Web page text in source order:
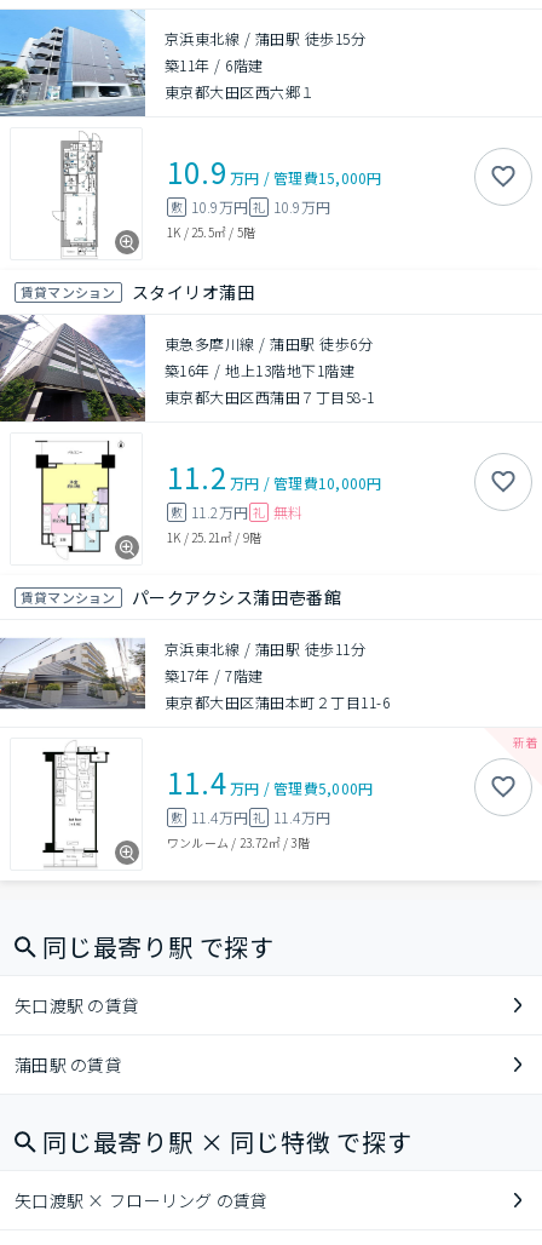
京浜東北線 / 蒲田駅 徒歩15分
築11年 / 6階建
東京都大田区西六郷１
10.9 万円 /管理費15,000円
敷 10.9万円 礼 10.9万円
1K / 25.5㎡ / 5階
賃貸マンション スタイリオ蒲田
東急多摩川線 / 蒲田駅 徒歩6分
築16年 /地上13階地下1階建
東京都大田区西蒲田７丁目58-1
11.2 万円 /管理費10,000円
敷 11.2万円 礼 無料
1K / 25.21㎡ / 9階
賃貸マンション パークアクシス蒲田壱番館
京浜東北線 / 蒲田駅 徒歩11分
築17年 /7階建
東京都大田区蒲田本町２丁目11-6
11.4万円 /管理費5,000円
敷 11.4万円 礼 11.4万円
ワンルーム / 23.72㎡/3階
同じ最寄り駅 で探す
矢口渡駅 の賃貸
蒲田駅 の賃貸
同じ最寄り駅 × 同じ特徴 で探す
矢口渡駅 × フローリング の賃貸